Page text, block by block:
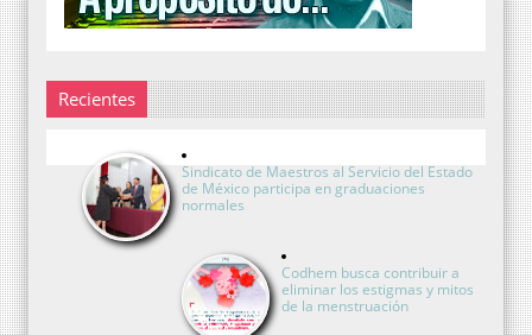
Recientes
Sindicato de Maestros al Servicio del Estado
de México participa en graduaciones
normales
Codhem busca contribuir a
eliminar los estigmas y mitos
de la menstruación